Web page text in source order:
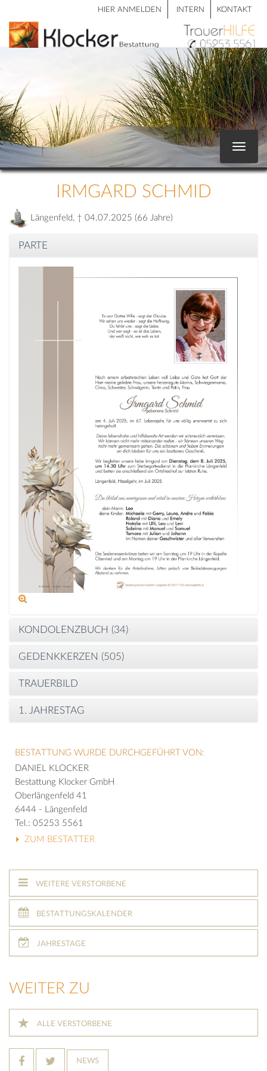
HIER ANMELDEN INTERN KONTAKT
Toggle
IRMGARD SCHMID
Längenfeld, † 04.07.2025 (66 Jahre)
PARTE
KONDOLENZBUCH (34)
GEDENKKERZEN (505)
TRAUERBILD
1. JAHRESTAG
BESTATTUNG WURDE DURCHGEFÜHRT VON:
DANIEL KLOCKER
Bestattung Klocker GmbH
Oberlängenfeld 41
6444 - Längenfeld
Tel.: 05253 5561
ZUM BESTATTER
WEITERE VERSTORBENE
BESTATTUNGSKALENDER
JAHRESTAGE
WEITER ZU
ALLE VERSTORBENE
NEWS